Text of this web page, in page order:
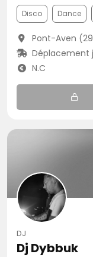
Disco Dance
Pont-Aven
Déplacement
N.C
DJ
Dj Dybbuk